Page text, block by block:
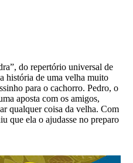
do repertório universal de
história de uma velha muito
para o cachorro. Pedro, o
aposta com os amigos,
qualquer coisa da velha. Com
que ela o ajudasse no preparo